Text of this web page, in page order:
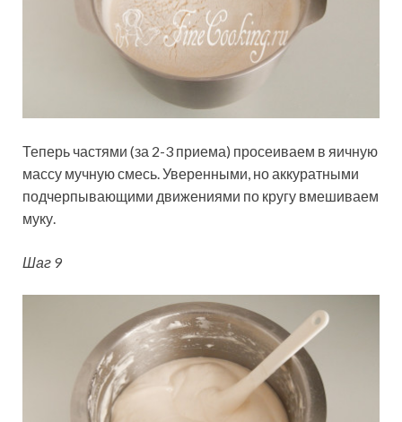
Теперь частями (за 2-3 приема) просеиваем в яичную
массу мучную смесь. Уверенными, но аккуратными
подчерпывающими движениями по кругу вмешиваем
муку.
Шаг 9